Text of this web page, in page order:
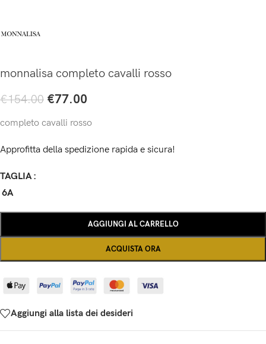
monnalisa completo cavalli rosso
€154.00 €77.00
completo cavalli rosso
Approfitta della spedizione rapida e sicura!
TAGLIA
6A
AGGIUNGI AL CARRELLO
ACQUISTA ORA
Aggiungi alla lista dei desideri